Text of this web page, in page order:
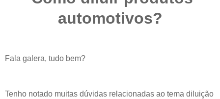
automotivos?
Fala galera, tudo bem?
Tenho notado muitas dúvidas relacionadas ao tema diluição